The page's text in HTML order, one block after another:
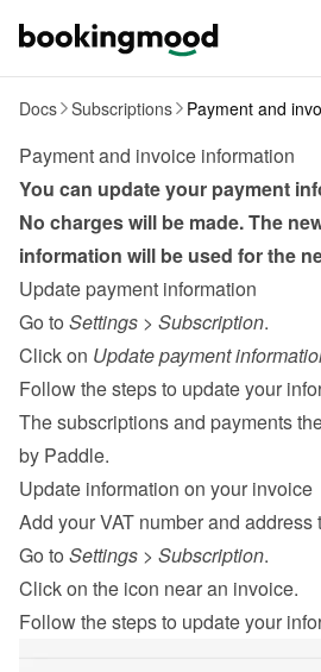
Docs Subscriptions Payment and
Payment and invoice information
You can update your payment
No charges will be made. The
information will be used for the
Update payment information
Go to Settings > Subscription.
Click on Update payment
Follow the steps to update your
The subscriptions and payments
by Paddle.
Update information on your invoice
Add your VAT number and address
Go to Settings > Subscription.
Click on the icon near an invoice.
Follow the steps to update your